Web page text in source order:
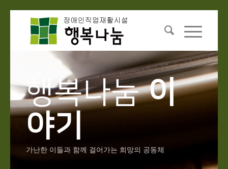
행복나눔이
야기
가난한 이들과 함께 걸어가는 희망의 공동체